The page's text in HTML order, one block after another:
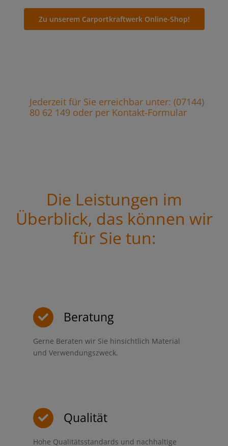
Zu unserem Carportkraftwerk Online-Shop!
Jederzeit für Sie erreichbar unter: (07144)
80 62 149 oder per Kontakt-Formular
Die Leistungen im
Überblick, das können wir
für Sie tun:
Beratung
Gerne Beraten wir Sie hinsichtlich Material
und Verwendungszweck.
Qualität
Hohe Qualitätsstandards und nachhaltige